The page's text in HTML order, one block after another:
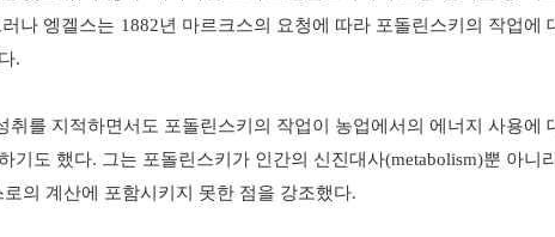
러나 엥겔스는 1882년 마르크스의 요청에 따라 포돌린스키의 작업에
.
취를 지적하면서도 포돌린스키의 작업이 농업에서의 에너지 사용에
기도 했다. 그는 포돌린스키가 인간의 신진대사(metabolism)뿐 아니
로의 계산에 포함시키지 못한 점을 강조했다.